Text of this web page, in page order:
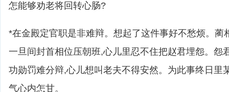
怎能够劝老将回转心肠?
*在金殿定官职是非难辩。想起了这件事好不愁烦。蔺
一旦间封首相位压朝班,心儿里忍不住把赵君埋怨。怨
功勋罚难分辩,心儿想叫老夫不得安然。为此事终日里
气心内怎甘。